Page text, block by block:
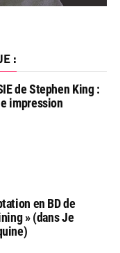
:
de Stephen King :
impression
en BD de
» (dans Je